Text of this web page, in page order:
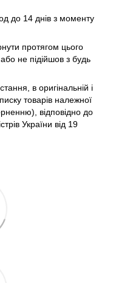
до 14 днів з моменту
протягом цього
не підійшов з будь
в оригінальній і
товарів належної
відповідно до
України від 19